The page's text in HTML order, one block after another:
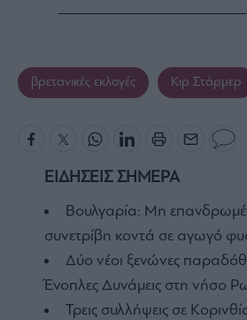
βρετανικές εκλογές Κιρ Στάρμερ
ΕΙΔΗΣΕΙΣ ΣΗΜΕΡΑ
Βουλγαρία: Μη
συνετρίβη κοντά σε αγωγό
Δύο νέοι ξενώνες
Ένοπλες Δυνάμεις στη νήσο
Τρεις συλλήψεις σε